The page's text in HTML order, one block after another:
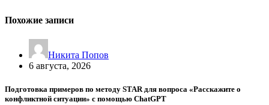
Похожие записи
Никита Попов
6 августа, 2026
Подготовка примеров по методу STAR для вопроса «Расскажите о
конфликтной ситуации» с помощью ChatGPT